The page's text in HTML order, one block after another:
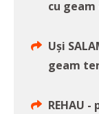
cu
Uși
geam
REHAU